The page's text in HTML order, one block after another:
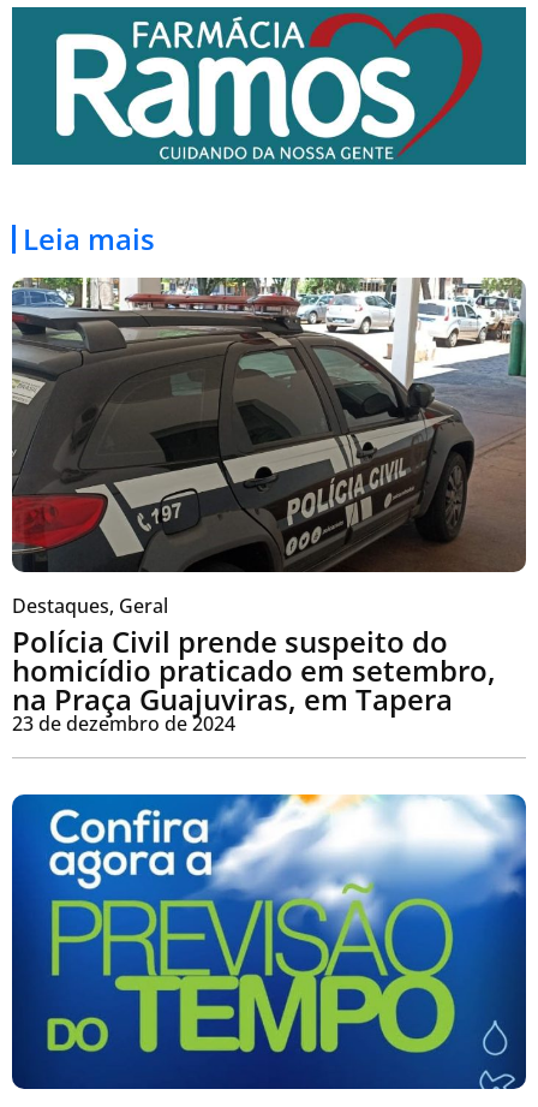
Leia mais
Destaques, Geral
Polícia Civil prende suspeito do
homicídio praticado em setembro,
na Praça Guajuviras, em Tapera
23 de dezembro de 2024